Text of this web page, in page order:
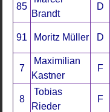
85
Brandt
D
91 Moritz Müller D
7
Maximilian
Kastner
F
8
Tobias
Rieder
F